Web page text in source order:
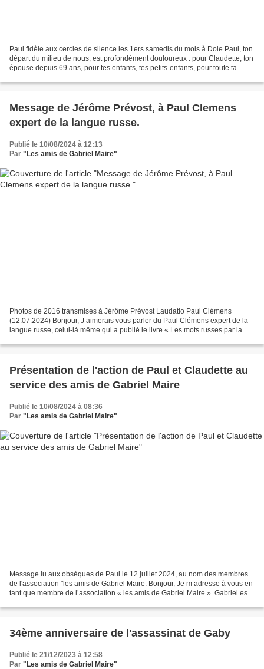
Paul fidèle aux cercles de silence les 1ers samedis du mois à Dole Paul, ton
départ du milieu de nous, est profondément douloureux : pour Claudette, ton
épouse depuis 69 ans, pour tes enfants, tes petits-enfants, pour toute ta
Message de Jérôme Prévost, à Paul Clemens
expert de la langue russe.
Publié le 10/08/2024 à 12:13
Par "Les amis de Gabriel Maire"
Photos de 2016 transmises à Jérôme Prévost Laudatio Paul Clémens
(12.07.2024) Bonjour, J’aimerais vous parler du Paul Clémens expert de la
langue russe, celui-là même qui a publié le livre « Les mots russes par la
Présentation de l'action de Paul et Claudette au
service des amis de Gabriel Maire
Publié le 10/08/2024 à 08:36
Par "Les amis de Gabriel Maire"
Message lu aux obsèques de Paul le 12 juillet 2024, au nom des membres
de l'association "les amis de Gabriel Maire. Bonjour, Je m’adresse à vous en
tant que membre de l’association « les amis de Gabriel Maire ». Gabriel est
34ème anniversaire de l'assassinat de Gaby
Publié le 21/12/2023 à 12:58
Par "Les amis de Gabriel Maire"